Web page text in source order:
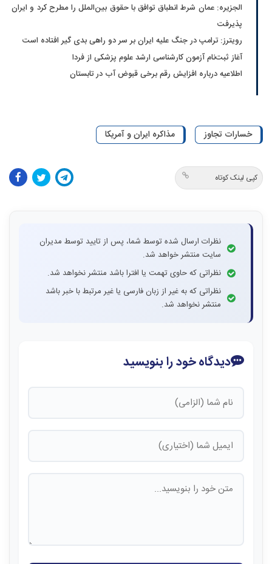
الجزیره: عمان شرط انطباق توافق با حقوق بین‌الملل را مطرح کرد و ایران
پذیرفت
رویترز: ترامپ در جنگ علیه ایران بر سر دو راهی بدی گیر افتاده است
آغاز ثبت‌نام‌ آزمون کارشناسی ارشد علوم پزشکی از فردا
اطلاعیه درباره افزایش رقم برخی قبوض آب در تابستان
خسارات تجاوز مذاکره ایران و آمریکا
کپی لینک کوتاه
نظرات ارسال شده توسط شما، پس از تایید توسط مدیران
سایت منتشر خواهد شد.
نظراتی که حاوی تهمت یا افترا باشد منتشر نخواهد شد.
نظراتی که به غیر از زبان فارسی یا غیر مرتبط با خبر باشد
منتشر نخواهد شد.
دیدگاه خود را بنویسید